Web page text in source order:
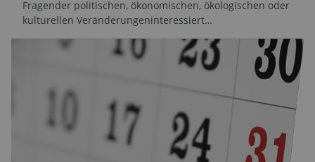
Fragender politischen, ökonomischen, ökologischen oder
kulturellen Veränderungeninteressiert…